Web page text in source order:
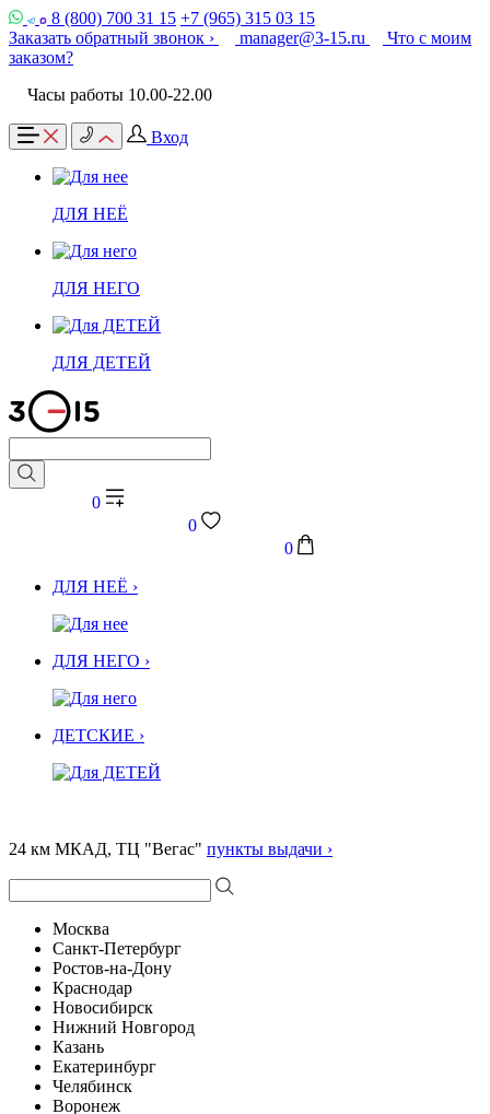
8 (800) 700 31 15 +7 (965) 315 03 15
Заказать обратный звонок ›
manager@3-15.ru
Что с моим
заказом?
Часы работы 10.00-22.00
Вход
ДЛЯ НЕЁ
ДЛЯ НЕГО
ДЛЯ ДЕТЕЙ
0
0
0
ДЛЯ НЕЁ ›
ДЛЯ НЕГО ›
ДЕТСКИЕ ›
24 км МКАД, ТЦ "Вегас" пункты выдачи ›
Москва
Санкт-Петербург
Ростов-на-Дону
Краснодар
Новосибирск
Нижний Новгород
Казань
Екатеринбург
Челябинск
Воронеж